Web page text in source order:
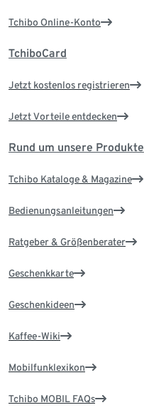
Tchibo Online-Konto
TchiboCard
Jetzt kostenlos registrieren
Jetzt Vorteile entdecken
Rund um unsere Produkte
Tchibo Kataloge & Magazine
Bedienungsanleitungen
Ratgeber & Größenberater
Geschenkkarte
Geschenkideen
Kaffee-Wiki
Mobilfunklexikon
Tchibo MOBIL FAQs